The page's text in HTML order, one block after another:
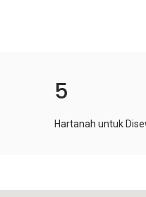
5
Hartanah untuk